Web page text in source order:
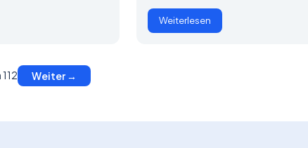
Weiterlesen
Weiter →